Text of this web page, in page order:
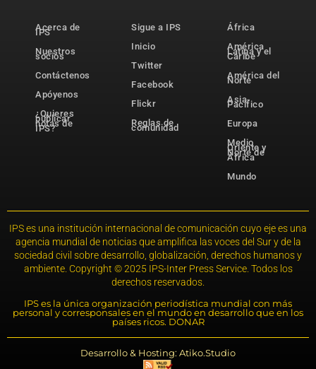
Acerca de
IPS
Nuestros
socios
Contáctenos
Apóyenos
¿Quieres
publicar
notas de
IPS?
Sigue a IPS
Inicio
Twitter
Facebook
Flickr
Reglas de
comunidad
África
América
Latina y el
Caribe
América del
Norte
Asia-
Pacífico
Europa
Medio
Oriente y
Norte de
África
Mundo
IPS es una institución internacional de comunicación cuyo eje es una
agencia mundial de noticias que amplifica las voces del Sur y de la
sociedad civil sobre desarrollo, globalización, derechos humanos y
ambiente. Copyright © 2025 IPS-Inter Press Service. Todos los
derechos reservados.
IPS es la única organización periodística mundial con más
personal y corresponsales en el mundo en desarrollo que en los
países ricos. DONAR
Desarrollo & Hosting: Atiko.Studio